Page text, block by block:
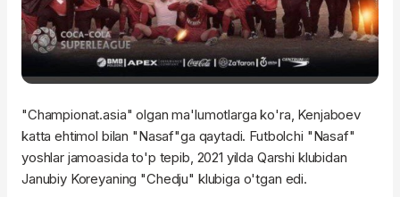
"Championat.asia" olgan ma'lumotlarga ko'ra, Kenjaboev
katta ehtimol bilan "Nasaf"ga qaytadi. Futbolchi "Nasaf"
yoshlar jamoasida to'p tepib, 2021 yilda Qarshi klubidan
Janubiy Koreyaning "Chedju" klubiga o'tgan edi.